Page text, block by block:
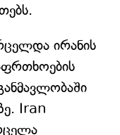
ირანის
Iran